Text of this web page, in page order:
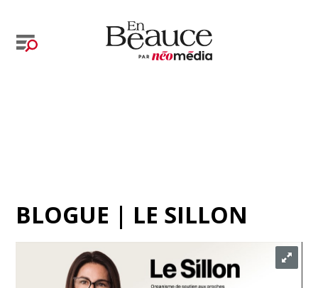
BLOGUE | LE SILLON